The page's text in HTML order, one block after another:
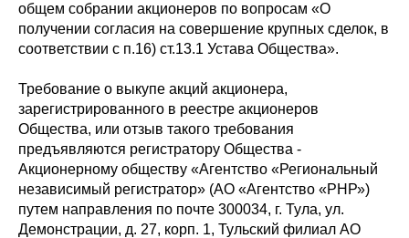
общем собрании акционеров по вопросам «О
получении согласия на совершение крупных сделок, в
соответствии с п.16) ст.13.1 Устава Общества».
Требование о выкупе акций акционера,
зарегистрированного в реестре акционеров
Общества, или отзыв такого требования
предъявляются регистратору Общества -
Акционерному обществу «Агентство «Региональный
независимый регистратор» (АО «Агентство «РНР»)
путем направления по почте 300034, г. Тула, ул.
Демонстрации, д. 27, корп. 1, Тульский филиал АО